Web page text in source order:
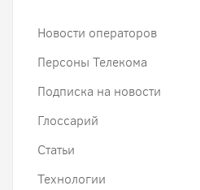
Новости операторов
Персоны Телекома
Подписка на новости
Глоссарий
Статьи
Технологии